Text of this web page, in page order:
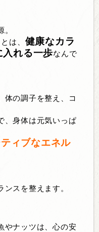
は、 健康なカラ
入れる一歩なんで
体の調子を整え、コ
、身体は元気いっぱ
ィブなエネル
スを整えます。
やナッツは、心の安